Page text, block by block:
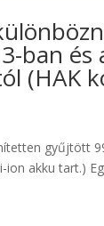
ban és
(HAK
gyűjtött
akku tart.)